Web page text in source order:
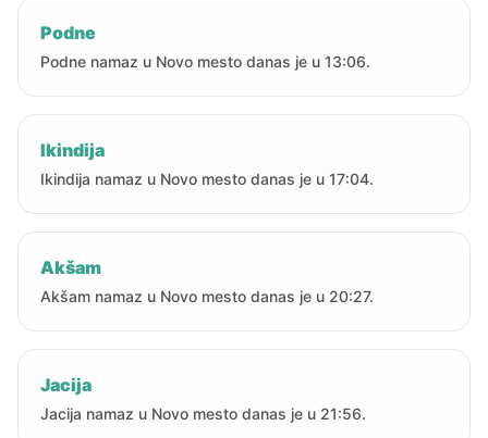
Podne
Podne namaz u Novo mesto danas je u 13:06.
Ikindija
Ikindija namaz u Novo mesto danas je u 17:04.
Akšam
Akšam namaz u Novo mesto danas je u 20:27.
Jacija
Jacija namaz u Novo mesto danas je u 21:56.